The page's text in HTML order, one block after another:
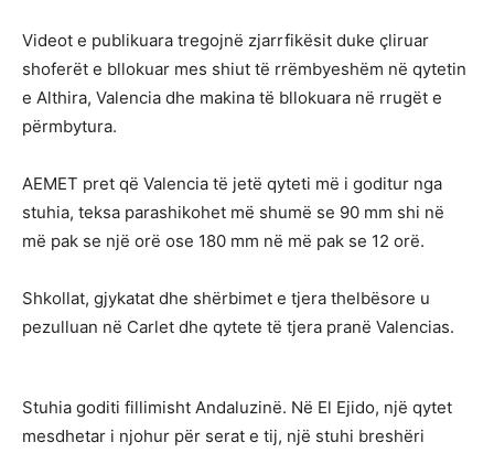
Videot e publikuara tregojnë zjarrfikësit duke çliruar
shoferët e bllokuar mes shiut të rrëmbyeshëm në qytetin
e Althira, Valencia dhe makina të bllokuara në rrugët e
përmbytura.
AEMET pret që Valencia të jetë qyteti më i goditur nga
stuhia, teksa parashikohet më shumë se 90 mm shi në
më pak se një orë ose 180 mm në më pak se 12 orë.
Shkollat, gjykatat dhe shërbimet e tjera thelbësore u
pezulluan në Carlet dhe qytete të tjera pranë Valencias.
Stuhia goditi fillimisht Andaluzinë. Në El Ejido, një qytet
mesdhetar i njohur për serat e tij, një stuhi breshëri